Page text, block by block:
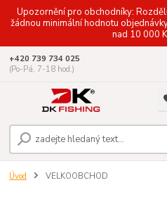
Upozornění pro obchodníky:
žádnou minimální hodnotu
nad 10 000
+420 739 734 025
(Po-Pá, 7-18 hod.)
Úvod VELKOOBCHOD